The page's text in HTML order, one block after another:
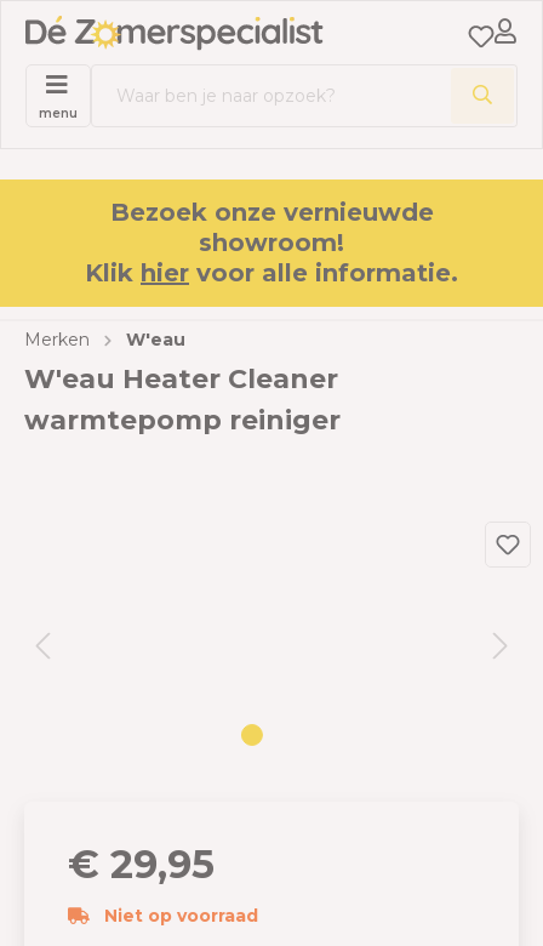
menu
Bezoek onze vernieuwde
showroom!
Klik hier voor alle informatie.
Merken W'eau
W'eau Heater Cleaner
warmtepomp reiniger
€ 29,95
Niet op voorraad